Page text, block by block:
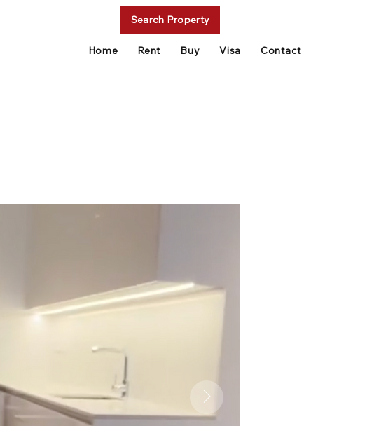
Search Property
Home Rent Buy Visa Contact